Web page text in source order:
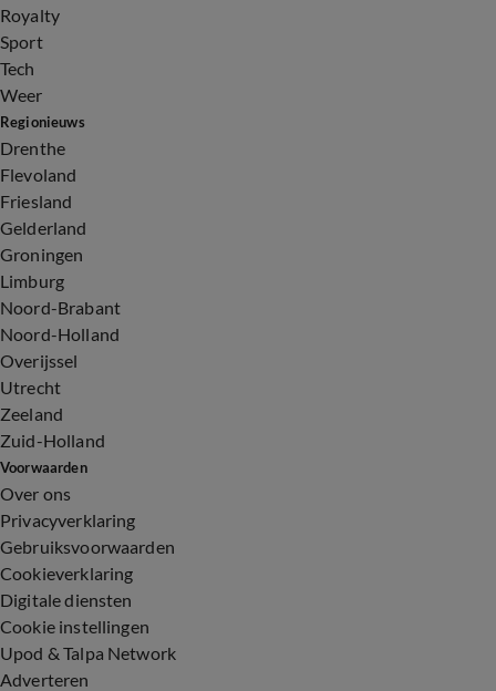
Royalty
Sport
Tech
Weer
Regionieuws
Drenthe
Flevoland
Friesland
Gelderland
Groningen
Limburg
Noord-Brabant
Noord-Holland
Overijssel
Utrecht
Zeeland
Zuid-Holland
Voorwaarden
Over ons
Privacyverklaring
Gebruiksvoorwaarden
Cookieverklaring
Digitale diensten
Cookie instellingen
Upod & Talpa Network
Adverteren